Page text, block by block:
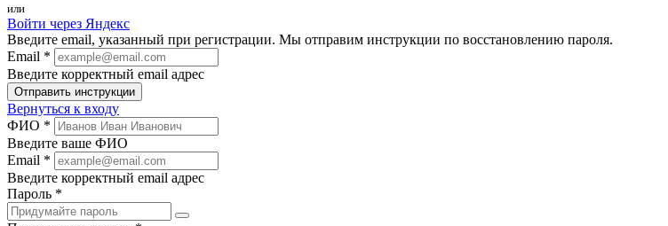
или
Войти через Яндекс
Введите email, указанный при регистрации. Мы отправим инструкции по восстановлению пароля.
Email *
Введите корректный email адрес
Отправить инструкции
Вернуться к входу
ФИО *
Введите ваше ФИО
Email *
Введите корректный email адрес
Пароль *